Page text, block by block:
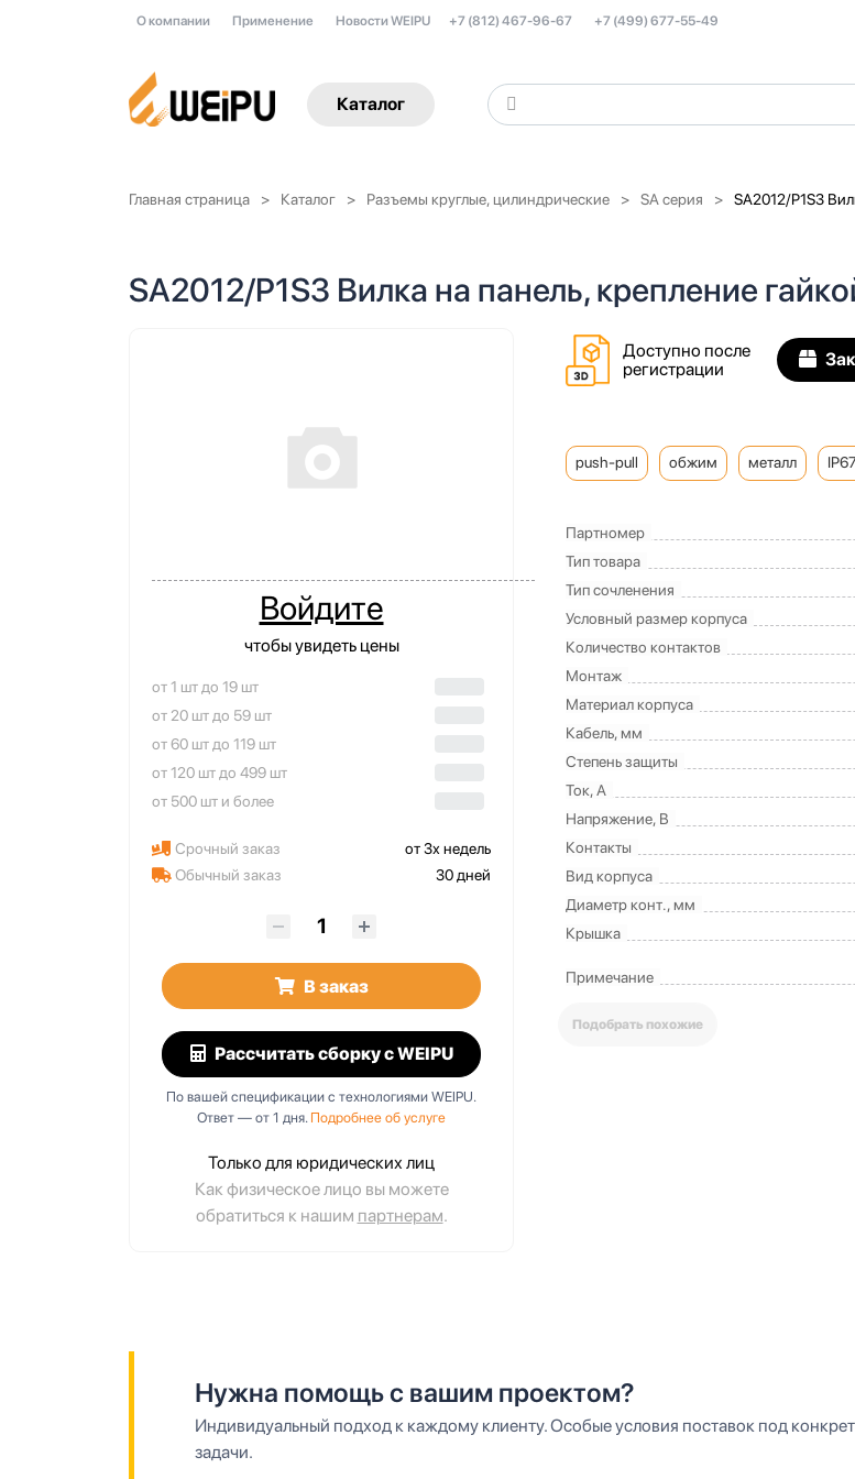
О компании Применение Новости WEIPU +7 (812) 467-96-67 +7 (499) 677-55-49
Каталог
Главная страница Каталог Разъемы круглые, цилиндрические SA серия SA2012/P1S3
SA2012/P1S3 Вилка на панель, крепление
Войдите
чтобы увидеть цены
от 1 шт до 19 шт
от 20 шт до 59 шт
от 60 шт до 119 шт
от 120 шт до 499 шт
от 500 шт и более
Срочный заказ
от 3х недель
Обычный заказ
30 дней
В заказ
Рассчитать сборкус WEIPU
По вашей спецификации с технологиями WEIPU.
Ответ — от 1 дня. Подробнее об услуге
Только для юридических лиц
Как физическое лицо вы можете
обратиться к нашим партнерам.
Доступно после
регистрации
push-pull обжим металл IP67
Партномер
Тип товара
Тип сочленения
Условный размер корпуса
Количество контактов
Монтаж
Материал корпуса
Кабель, мм
Степень защиты
Ток, А
Напряжение, В
Контакты
Вид корпуса
Диаметр конт., мм
Крышка
Примечание
Подобрать похожие
Нужна помощь с вашим проектом?
Индивидуальный подход к каждому клиенту. Особые условия поставок под
задачи.